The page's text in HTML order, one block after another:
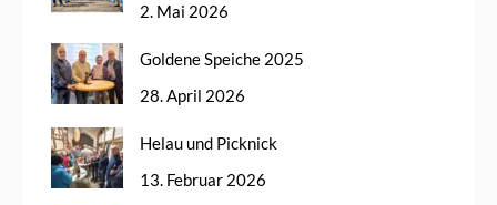
2. Mai 2026
Goldene Speiche 2025
28. April 2026
Helau und Picknick
13. Februar 2026